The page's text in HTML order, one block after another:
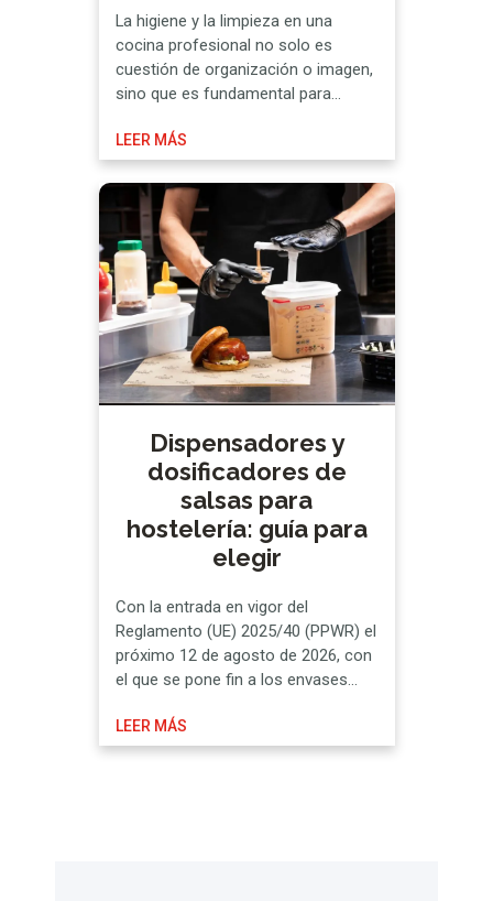
La higiene y la limpieza en una
cocina profesional no solo es
cuestión de organización o imagen,
sino que es fundamental para
por consiguiente, preservar la
seguridad alimentaria y APPCC.
Precisamente, tomando de
referencia el sistema de Análisis de
Peligros y Puntos de Control Crítico,
se establecen los protocolos …
LEER MÁS
Dispensadores y
dosificadores de
salsas para
hostelería: guía para
elegir
Con la entrada en vigor del
Reglamento (UE) 2025/40 (PPWR) el
próximo 12 de agosto de 2026, con
el que se pone fin a los envases
hostelería se ven en la obligación de
buscar alternativas reutilizables y
LEER MÁS